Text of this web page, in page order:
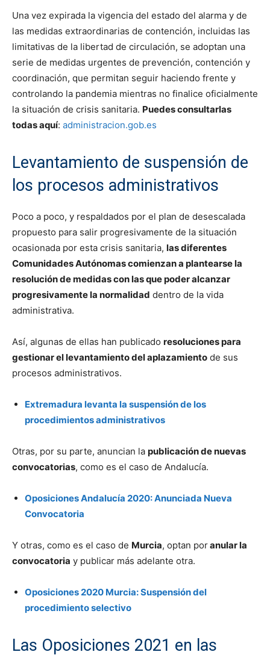
Una vez expirada la vigencia del estado del alarma y de
las medidas extraordinarias de contención, incluidas las
limitativas de la libertad de circulación, se adoptan una
serie de medidas urgentes de prevención, contención y
coordinación, que permitan seguir haciendo frente y
controlando la pandemia mientras no finalice oficialmente
la situación de crisis sanitaria. Puedes consultarlas
todas aquí: administracion.gob.es
Levantamiento de suspensión de
los procesos administrativos
Poco a poco, y respaldados por el plan de desescalada
propuesto para salir progresivamente de la situación
ocasionada por esta crisis sanitaria, las diferentes
Comunidades Autónomas comienzan a plantearse la
resolución de medidas con las que poder alcanzar
progresivamente la normalidad dentro de la vida
administrativa.
Así, algunas de ellas han publicado resoluciones para
gestionar el levantamiento del aplazamiento de sus
procesos administrativos.
Extremadura levanta la suspensión de los
procedimientos administrativos
Otras, por su parte, anuncian la publicación de nuevas
convocatorias, como es el caso de Andalucía.
Oposiciones Andalucía 2020: Anunciada Nueva
Convocatoria
Y otras, como es el caso de Murcia, optan poranular la
convocatoria y publicar más adelante otra.
Oposiciones 2020 Murcia: Suspensión del
procedimiento selectivo
Las Oposiciones 2021 en las